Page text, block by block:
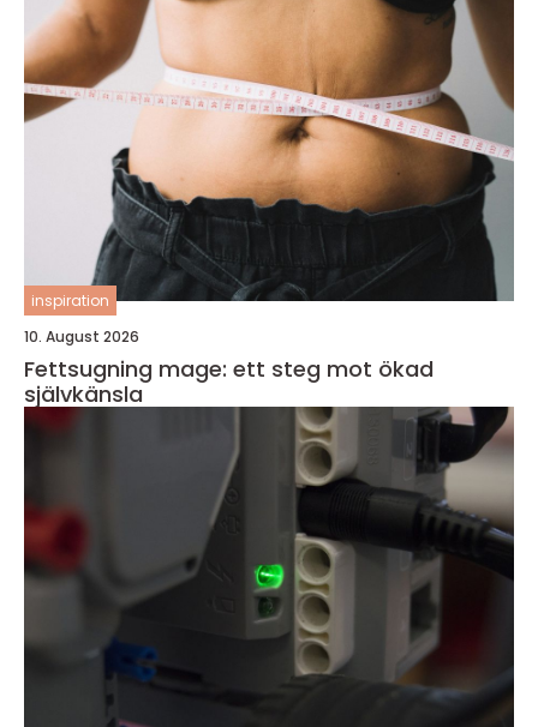
inspiration
10. August 2026
Fettsugning mage: ett steg mot ökad
självkänsla